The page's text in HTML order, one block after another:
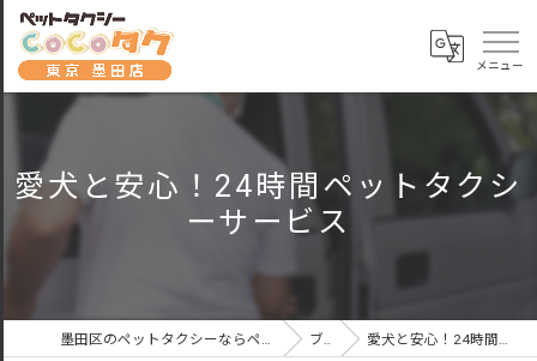
愛犬と安心！24時間ペットタクシ
ーサービス
墨田区のペットタクシーならペットタクシーCoCoタク東京墨田店 ブログ 愛犬と安心！24時間ペットタクシーサービス